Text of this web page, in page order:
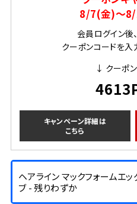
8/7(金)～
会員ログイン後
クーポンコードを入
↓ クーポ
キャンペーン詳細は
こちら
ヘアライン マックフォームエ
ブ - 残りわずか